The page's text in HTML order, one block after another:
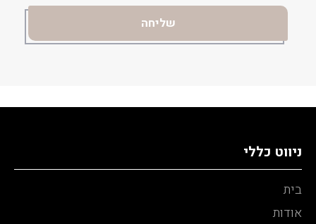
ניווט כללי
בית
אודות